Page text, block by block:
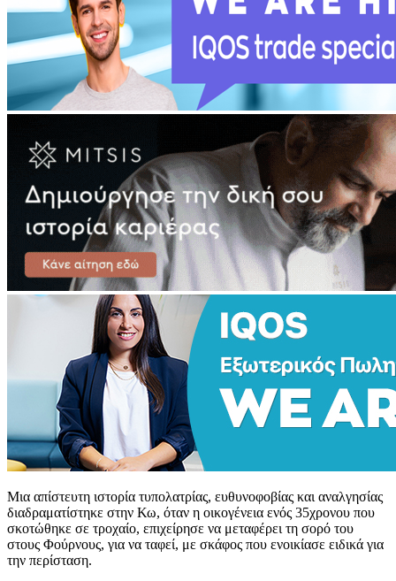
Μια απίστευτη ιστορία τυπολατρίας, ευθυνοφοβίας και αναλγησίας
διαδραματίστηκε στην Κω, όταν η οικογένεια ενός 35χρονου που
σκοτώθηκε σε τροχαίο, επιχείρησε να μεταφέρει τη σορό του
στους Φούρνους, για να ταφεί, με σκάφος που ενοικίασε ειδικά για
την περίσταση.